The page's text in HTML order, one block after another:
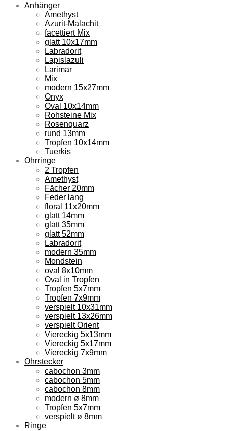
Anhänger
Amethyst
Azurit-Malachit
facettiert Mix
glatt 10x17mm
Labradorit
Lapislazuli
Larimar
Mix
modern 15x27mm
Onyx
Oval 10x14mm
Rohsteine Mix
Rosenquarz
rund 13mm
Tropfen 10x14mm
Tuerkis
Ohrringe
2 Tropfen
Amethyst
Fächer 20mm
Feder lang
floral 11x20mm
glatt 14mm
glatt 35mm
glatt 52mm
Labradorit
modern 35mm
Mondstein
oval 8x10mm
Oval in Tropfen
Tropfen 5x7mm
Tropfen 7x9mm
verspielt 10x31mm
verspielt 13x26mm
verspielt Orient
Viereckig 5x13mm
Viereckig 5x17mm
Viereckig 7x9mm
Ohrstecker
cabochon 3mm
cabochon 5mm
cabochon 8mm
modern ø 8mm
Tropfen 5x7mm
verspielt ø 8mm
Ringe